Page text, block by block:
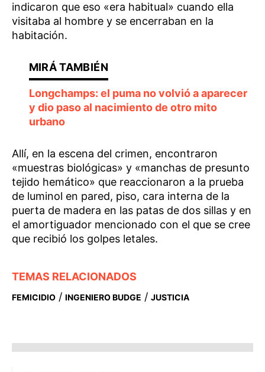
indicaron que eso «era habitual» cuando ella
visitaba al hombre y se encerraban en la
habitación.
Longchamps: el puma no volvió a aparecer
y dio paso al nacimiento de otro mito
urbano
Allí, en la escena del crimen, encontraron
«muestras biológicas» y «manchas de presunto
tejido hemático» que reaccionaron a la prueba
de luminol en pared, piso, cara interna de la
puerta de madera en las patas de dos sillas y en
el amortiguador mencionado con el que se cree
que recibió los golpes letales.
TEMAS RELACIONADOS
FEMICIDIO / INGENIERO BUDGE / JUSTICIA